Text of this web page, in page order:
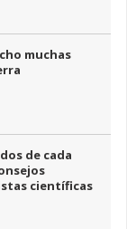
muchas
de cada
científicas